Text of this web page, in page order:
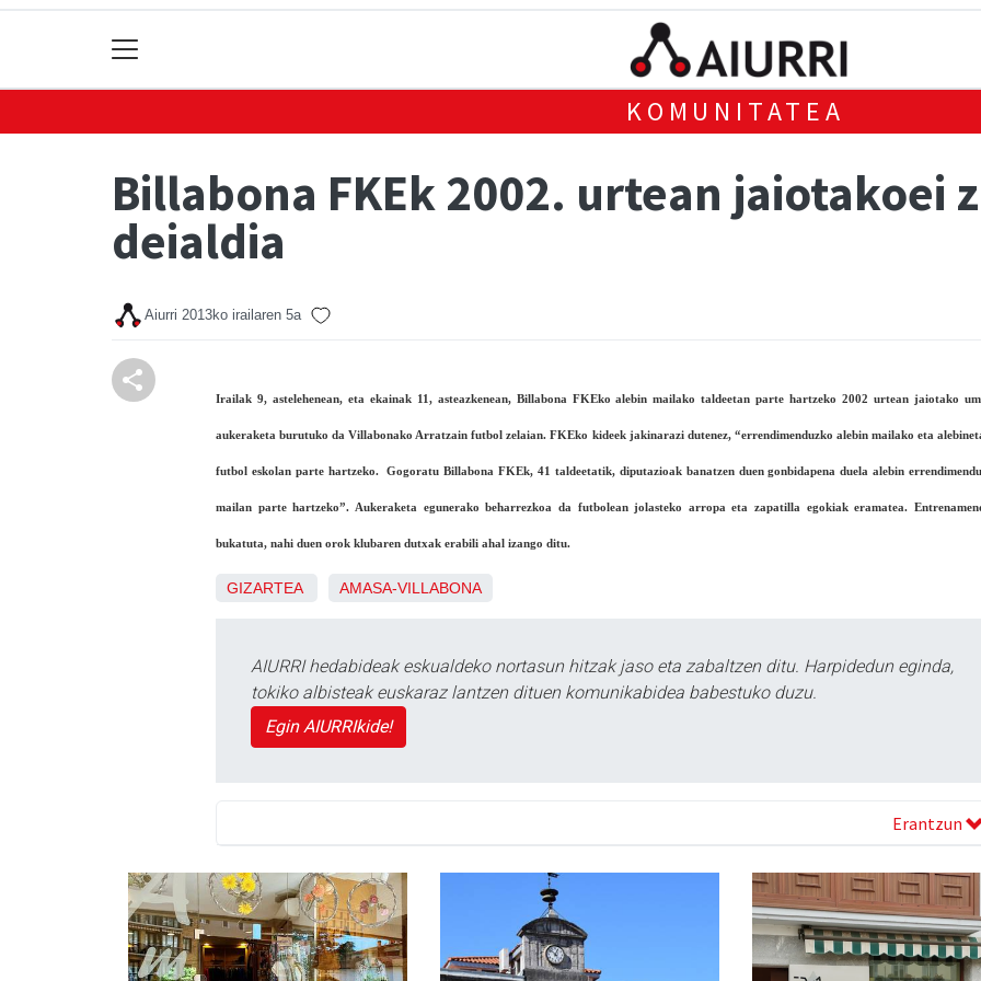
KOMUNITATEA
Billabona FKEk 2002. urtean jaiotakoei
deialdia
Aiurri 2013ko irailaren 5a
Irailak 9, astelehenean, eta ekainak 11, asteazkenean, Billabona FKEko alebin mailako taldeetan parte hartzeko 2002 urtean jaiotako
aukeraketa burutuko da Villabonako Arratzain futbol zelaian. FKEko kideek jakinarazi dutenez, “errendimenduzko alebin mailako eta
futbol eskolan parte hartzeko. Gogoratu Billabona FKEk, 41 taldeetatik, diputazioak banatzen duen gonbidapena duela alebin
mailan parte hartzeko”. Aukeraketa egunerako beharrezkoa da futbolean jolasteko arropa eta zapatilla egokiak eramatea.
bukatuta, nahi duen orok klubaren dutxak erabili ahal izango ditu.
GIZARTEA AMASA-VILLABONA
AIURRI hedabideak eskualdeko nortasun hitzak jaso eta zabaltzen ditu. Harpidedun eginda,
tokiko albisteak euskaraz lantzen dituen komunikabidea babestuko duzu.
Egin AIURRIkide!
Erantzun